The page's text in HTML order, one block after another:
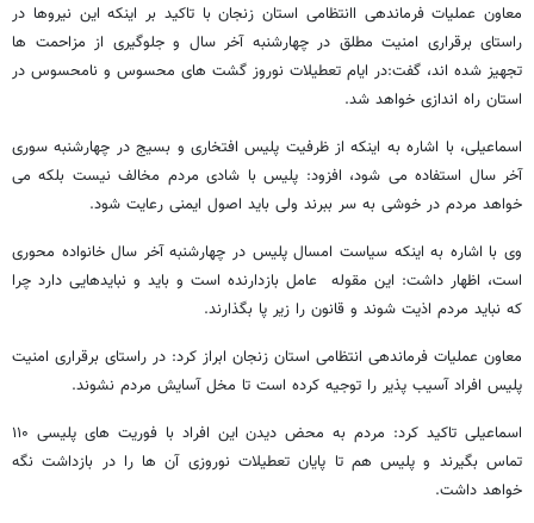
معاون عملیات فرماندهی اانتظامی استان زنجان با تاکید بر اینکه این نیروها در
راستای برقراری امنیت مطلق در چهارشنبه آخر سال و جلوگیری از مزاحمت ها
تجهیز شده اند، گفت:در ایام تعطیلات نوروز گشت های محسوس و نامحسوس در
استان راه اندازی خواهد شد.
اسماعیلی، با اشاره به اینکه از ظرفیت پلیس افتخاری و بسیج در چهارشنبه سوری
آخر سال استفاده می شود، افزود: پلیس با شادی مردم مخالف نیست بلکه می
خواهد مردم در خوشی به سر ببرند ولی باید اصول ایمنی رعایت شود.
وی با اشاره به اینکه سیاست امسال پلیس در چهارشنبه آخر سال خانواده محوری
است، اظهار داشت: این مقوله عامل بازدارنده است و باید و نبایدهایی دارد چرا
که نباید مردم اذیت شوند و قانون را زیر پا بگذارند.
معاون عملیات فرماندهی انتظامی استان زنجان ابراز کرد: در راستای برقراری امنیت
پلیس افراد آسیب پذیر را توجیه کرده است تا مخل آسایش مردم نشوند.
اسماعیلی تاکید کرد: مردم به محض دیدن این افراد با فوریت های پلیسی ۱۱۰
تماس بگیرند و پلیس هم تا پایان تعطیلات نوروزی آن ها را در بازداشت نگه
خواهد داشت.